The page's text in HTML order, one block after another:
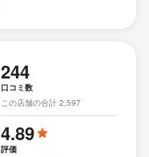
244
口コミ数
この店舗の合計 2,597
4.89
評価